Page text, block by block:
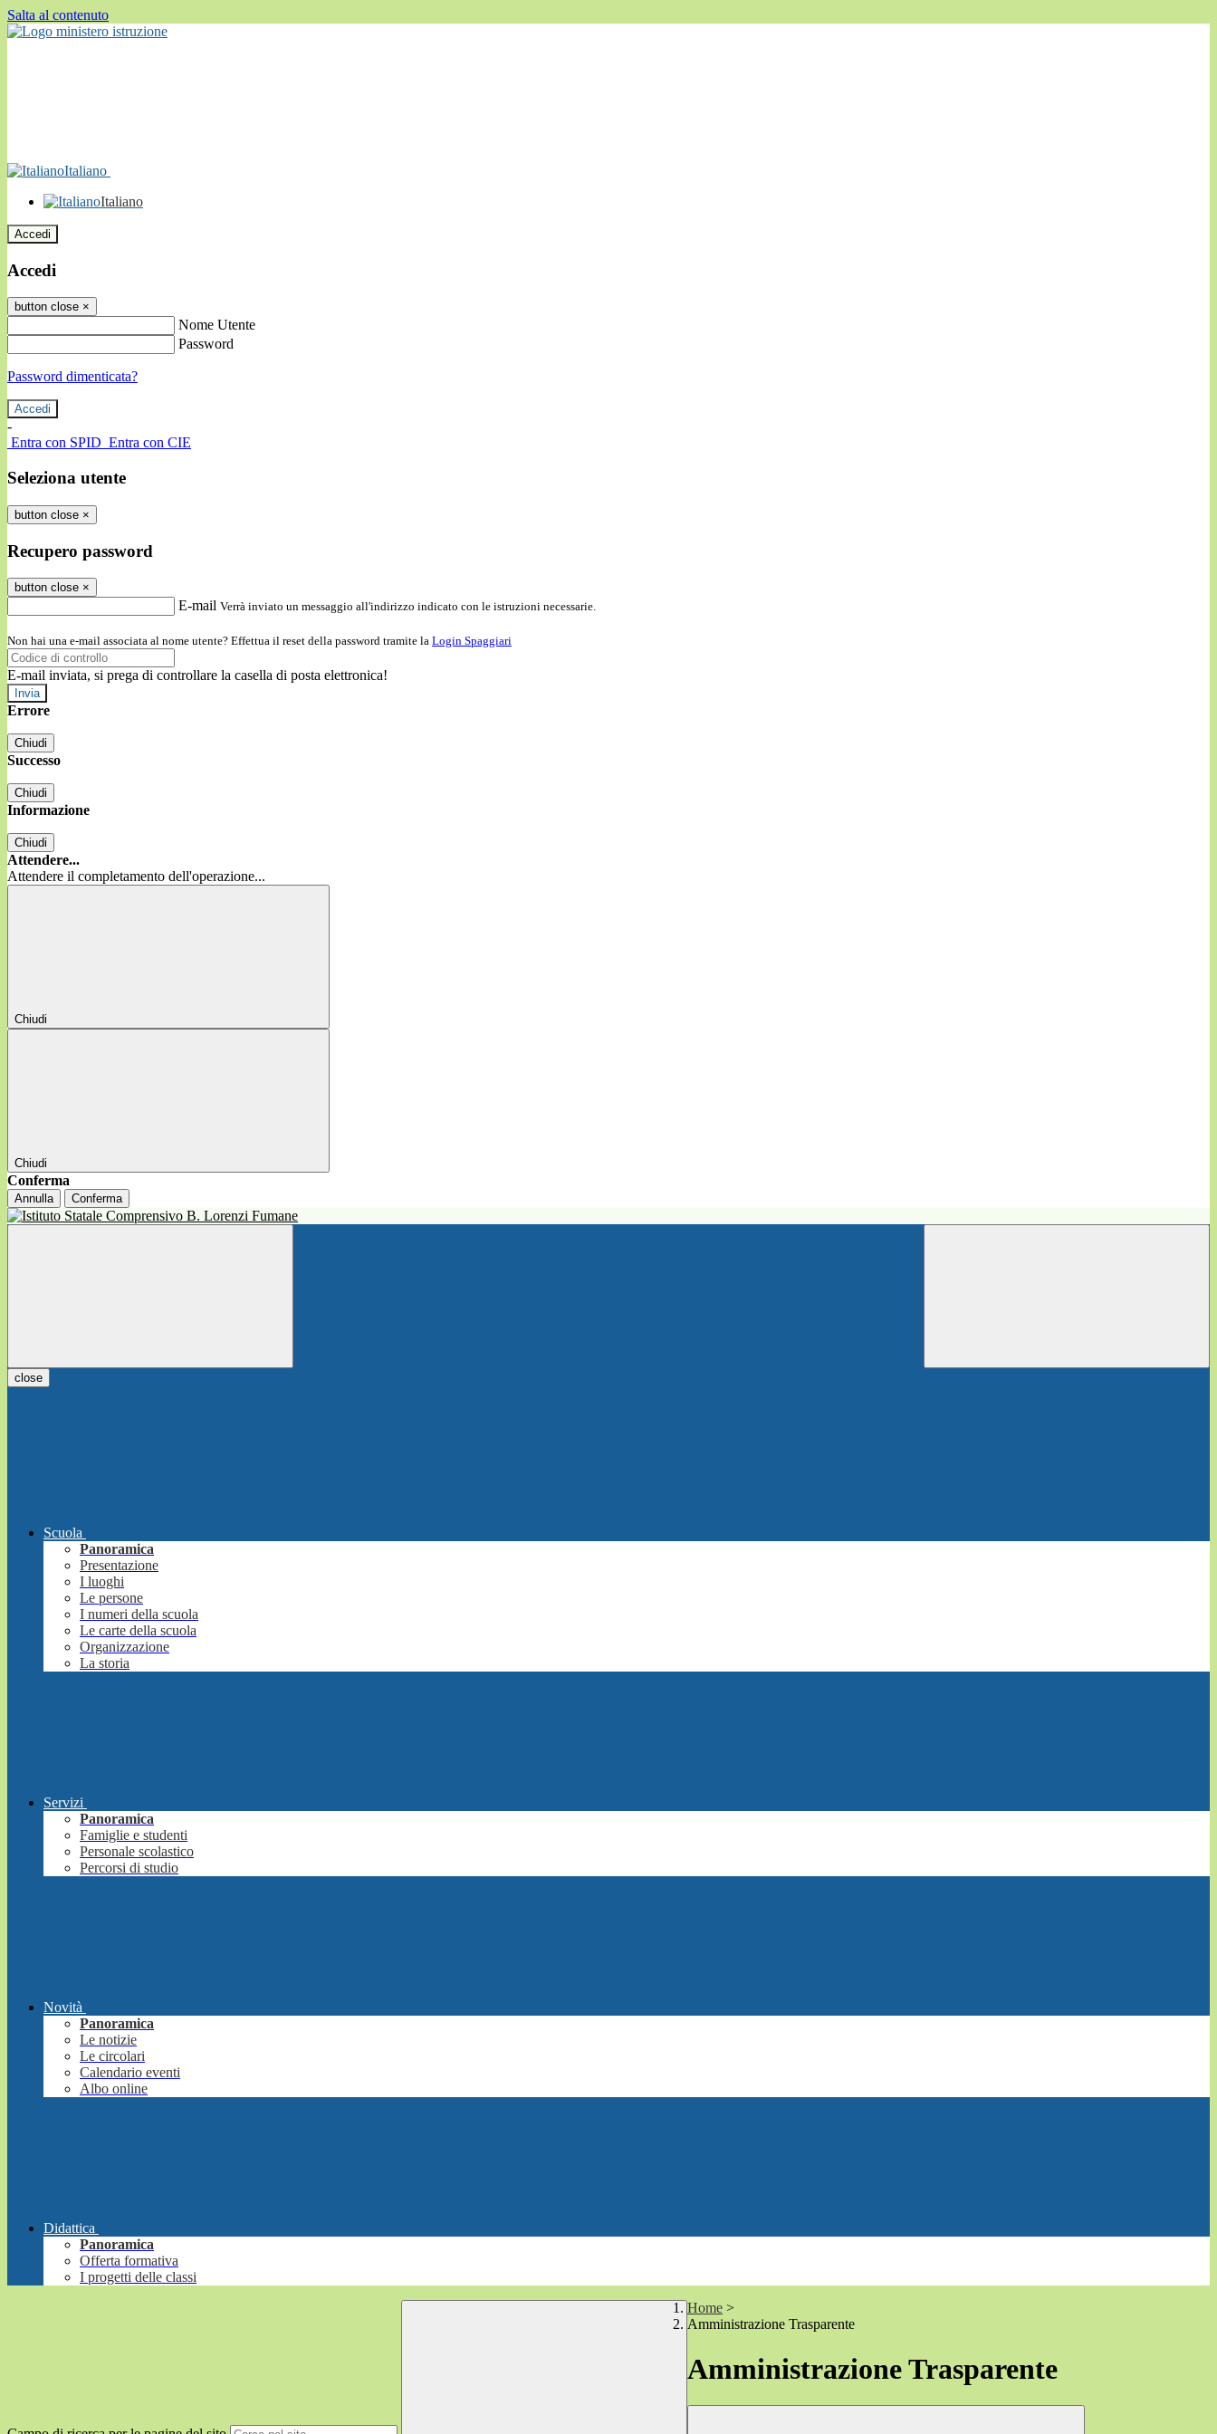
Salta al contenuto
Italiano
Italiano
Accedi
Accedi
button close ×
Nome Utente
Password
Password dimenticata?
-
Entra con SPID Entra con CIE
Seleziona utente
button close ×
Recupero password
button close ×
E-mail Verrà inviato un messaggio all'indirizzo indicato con le istruzioni necessarie.
Non hai una e-mail associata al nome utente? Effettua il reset della password tramite la Login Spaggiari
E-mail inviata, si prega di controllare la casella di posta elettronica!
Errore
Chiudi
Successo
Chiudi
Informazione
Chiudi
Attendere...
Attendere il completamento dell'operazione...
Chiudi
Chiudi
Conferma
Annulla Conferma
close
Scuola
Panoramica
Presentazione
I luoghi
Le persone
I numeri della scuola
Le carte della scuola
Organizzazione
La storia
Servizi
Panoramica
Famiglie e studenti
Personale scolastico
Percorsi di studio
Novità
Panoramica
Le notizie
Le circolari
Calendario eventi
Albo online
Didattica
Panoramica
Offerta formativa
I progetti delle classi
Home >
Amministrazione Trasparente
Amministrazione Trasparente